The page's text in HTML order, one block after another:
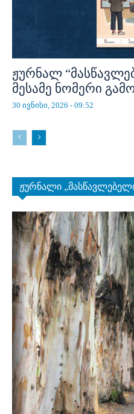
ჟურნალ
მესამე ნომერი
30 ივნისი, 2026 - 09:52
ჟურნალი